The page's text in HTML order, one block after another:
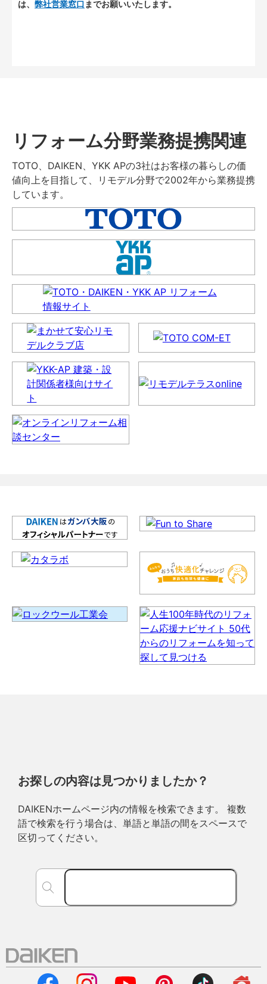
は、 弊社営業窓口 までお願いいたします。
リフォーム分野業務提携関連
TOTO、DAIKEN、YKK APの3社はお客様の暮らしの価
値向上を目指して、リモデル分野で2002年から業務提携
しています。
お探しの内容は見つかりましたか？
DAIKENホームページ内の情報を検索できます。 複数
語で検索を行う場合は、単語と単語の間をスペースで
区切ってください。